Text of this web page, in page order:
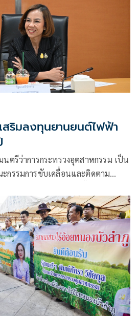
สริมลงทุนยานยนต์ไฟฟ้า
ตรีว่าการกระทรวงอุตสาหกรรม เป็น
กรรมการขับเคลื่อนและติดตาม
เห็นชอบแนวทางการดำเนินงาน หลัง
นำเสนอ พร้อมเตรียมรับเป็นฐานการ
ตามแผนส่งเสริมการลงทุนรวม